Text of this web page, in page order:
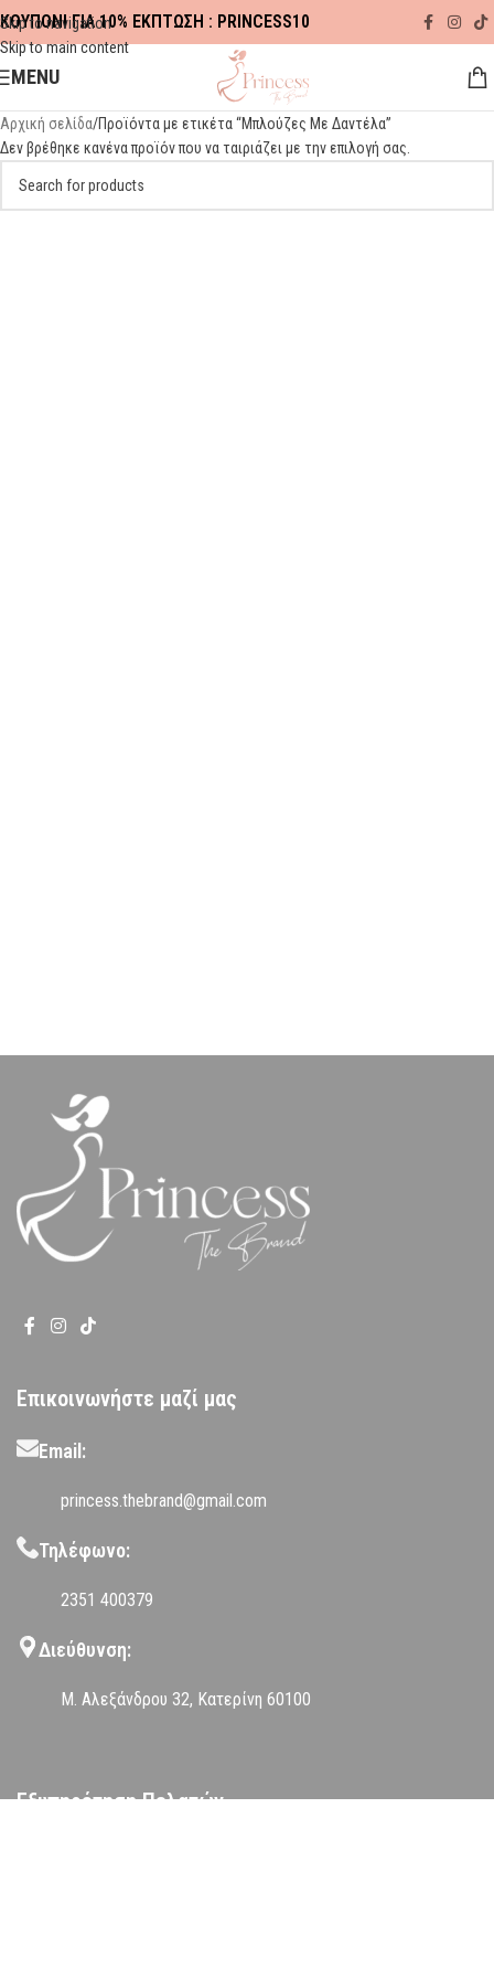
Skip to navigation
Skip to main content
ΚΟΥΠΟΝΙ ΓΙΑ 10% ΕΚΠΤΩΣΗ : PRINCESS10
MENU
Αρχική σελίδα Προϊόντα με ετικέτα “Μπλούζες Με Δαντέλα”
Δεν βρέθηκε κανένα προϊόν που να ταιριάζει με την επιλογή σας.
Επικοινωνήστε μαζί μας
Email:
princess.thebrand@gmail.com
Τηλέφωνο:
2351 400379
Διεύθυνση:
Μ. Αλεξάνδρου 32, Κατερίνη 60100
Εξυπηρέτηση Πελατών